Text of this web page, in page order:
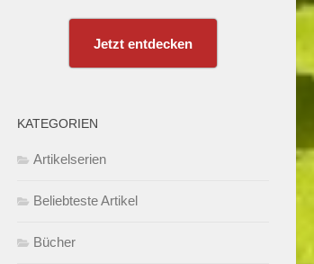
Jetzt entdecken
KATEGORIEN
Artikelserien
Beliebteste Artikel
Bücher